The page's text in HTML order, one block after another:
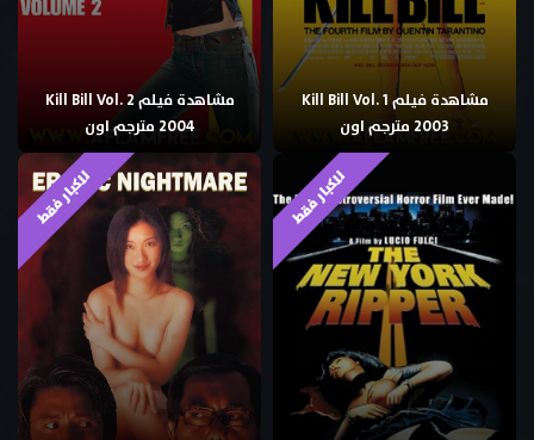
مشاهدة فيلم Kill Bill Vol. 1
2003 مترجم اون
مشاهدة فيلم Kill Bill Vol. 2
2004 مترجم اون
للكبار فقط للكبار فقط